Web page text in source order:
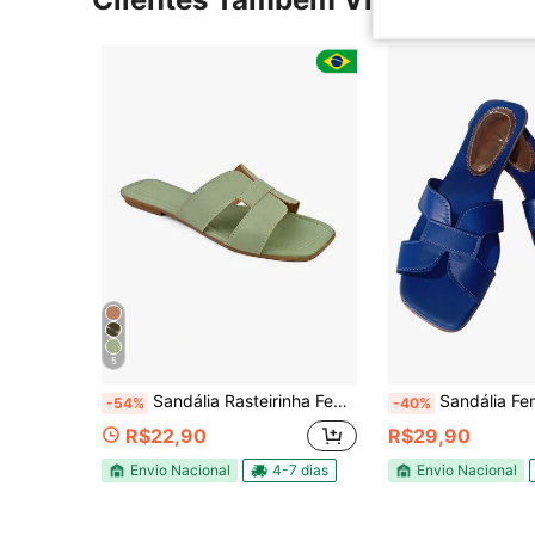
5
-54% Sandália Rasteirinha Feminina Adulto Modinha Brilho Delicada Lançamento 34 ao 40, Sandalia rasteira H
R$22,90
Envio Nacional 4-7 dias
-40% Sandália Feminina Slide com
R$29,90
Envio Nacional